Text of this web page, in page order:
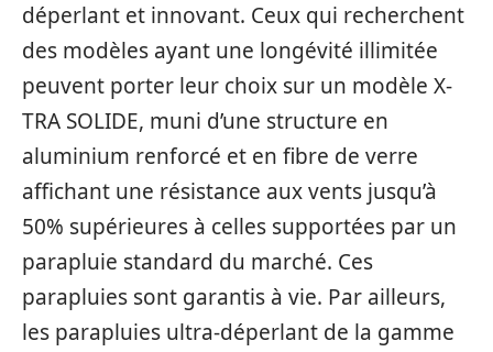
déperlant et innovant. Ceux qui recherchent
des modèles ayant une longévité illimitée
peuvent porter leur choix sur un modèle X-
TRA SOLIDE, muni d’une structure en
aluminium renforcé et en fibre de verre
affichant une résistance aux vents jusqu’à
50% supérieures à celles supportées par un
parapluie standard du marché. Ces
parapluies sont garantis à vie. Par ailleurs,
les parapluies ultra-déperlant de la gamme